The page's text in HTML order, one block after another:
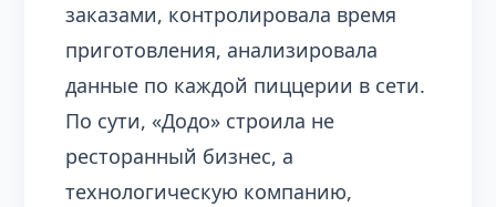
заказами, контролировала время
приготовления, анализировала
данные по каждой пиццерии в сети.
По сути, «Додо» строила не
ресторанный бизнес, а
технологическую компанию,